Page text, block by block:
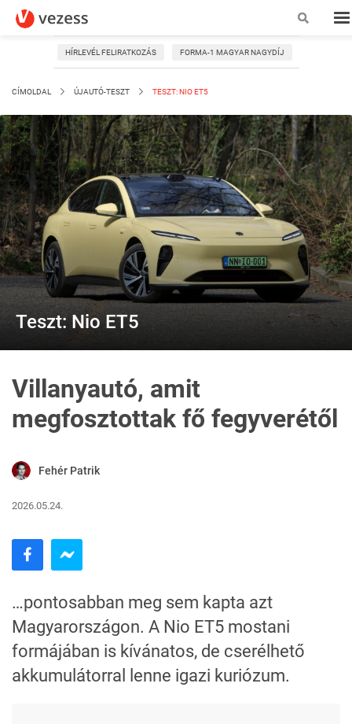
HÍRLEVÉL FELIRATKOZÁS FORMA-1 MAGYAR NAGYDÍJ
CÍMOLDAL ÚJAUTÓ-TESZT TESZT: NIO ET5
Teszt: Nio ET5
Villanyautó, amit
megfosztottak fő fegyverétől
Fehér Patrik
2026.05.24.
…pontosabban meg sem kapta azt
Magyarországon. A Nio ET5 mostani
formájában is kívánatos, de cserélhető
akkumulátorral lenne igazi kuriózum.